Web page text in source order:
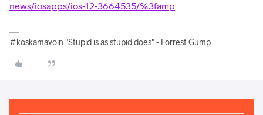
news/iosapps/ios-12-3664535/%3famp
#koskamävoin "Stupid is as stupid does" - Forrest Gump